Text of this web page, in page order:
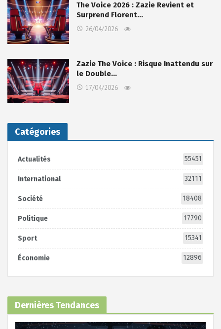
The Voice 2026 : Zazie Revient et
Surprend Florent…
26/04/2026
Zazie The Voice : Risque Inattendu sur
le Double…
17/04/2026
Catégories
Actualités 55451
International 32111
Société 18408
Politique 17790
Sport 15341
Économie 12896
Dernières Tendances